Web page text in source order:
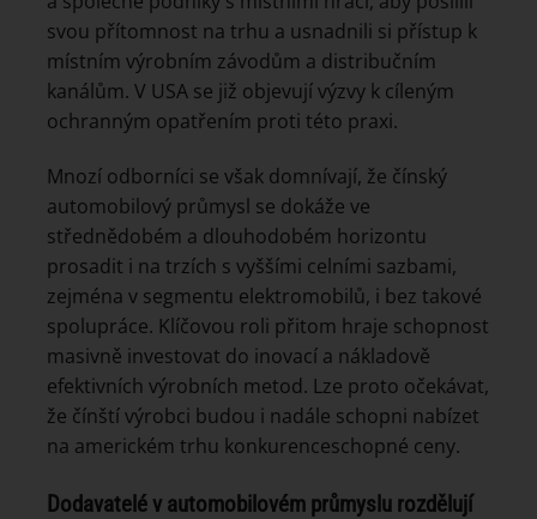
svou přítomnost na trhu a usnadnili si přístup k
místním výrobním závodům a distribučním
kanálům. V USA se již objevují výzvy k cíleným
ochranným opatřením proti této praxi.
Mnozí odborníci se však domnívají, že čínský
automobilový průmysl se dokáže ve
střednědobém a dlouhodobém horizontu
prosadit i na trzích s vyššími celními sazbami,
zejména v segmentu elektromobilů, i bez takové
spolupráce. Klíčovou roli přitom hraje schopnost
masivně investovat do inovací a nákladově
efektivních výrobních metod. Lze proto očekávat,
že čínští výrobci budou i nadále schopni nabízet
na americkém trhu konkurenceschopné ceny.
Dodavatelé v automobilovém průmyslu rozdělují